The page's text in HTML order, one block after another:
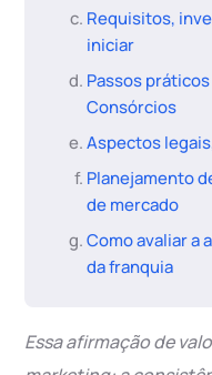
Requisitos,
iniciar
Passos
Consórcios
Aspectos
Planejamento
de mercado
Como avaliar a
da franquia
Essa afirmação de